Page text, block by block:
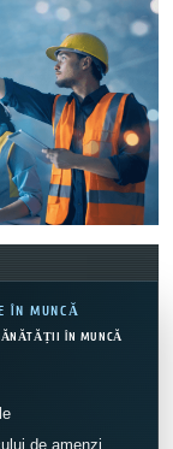
ÎN MUNCĂ
ÎN MUNCĂ
de amenzi